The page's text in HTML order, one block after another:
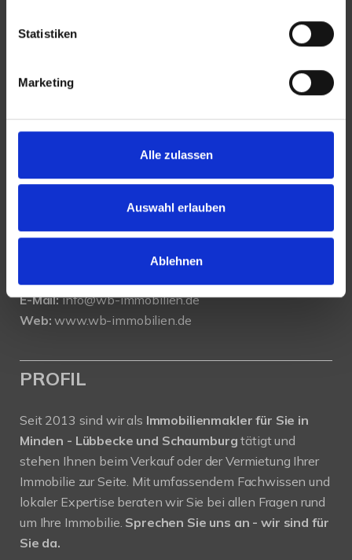
Statistiken
Marketing
Alle zulassen
Auswahl erlauben
Ablehnen
KONTAKT
WeserBergland Immobilien
Portastraße 36
Tel.:0571 - 597 265 17
0571 - 870 490 05
E-Mail:info@wb-immobilien.de
Web: www.wb-immobilien.de
PROFIL
Seit 2013 sind wir als Immobilienmakler für Sie in
Minden - Lübbecke und Schaumburgtätigt und
stehen Ihnen beim Verkauf oder der Vermietung Ihrer
Immobilie zur Seite. Mit umfassendem Fachwissen und
lokaler Expertise beraten wir Sie bei allen Fragen rund
um Ihre Immobilie. Sprechen Sie uns an - wir sind für
Sie da.